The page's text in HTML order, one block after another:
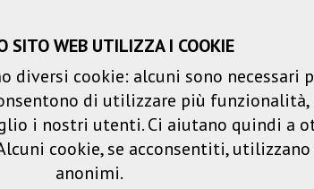
Carrello spesa Liste dei desideri
Prodotti Soluzioni Servizi
SITO WEB UTILIZZA I COOKIE
diversi cookie: alcuni sono necessari
di utilizzare più funzionalità,
i nostri utenti. Ci aiutano quindi a
cookie, se acconsentiti,
anonimi.